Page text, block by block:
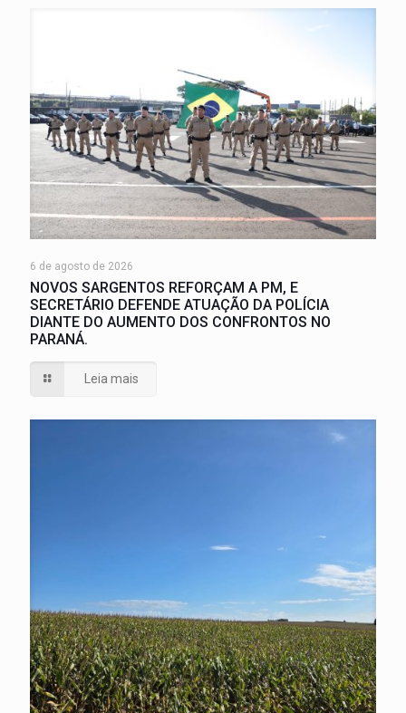
6 de agosto de 2026
NOVOS SARGENTOS REFORÇAM A PM, E
SECRETÁRIO DEFENDE ATUAÇÃO DA POLÍCIA
DIANTE DO AUMENTO DOS CONFRONTOS NO
PARANÁ.
Leia mais